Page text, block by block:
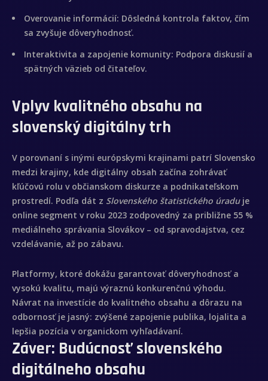
Inicio
Videobook
Galería
Contacto
Overovanie informácií: Dôsledná kontrola faktov, čím
sa zvyšuje dôveryhodnosť.
Interaktivita a zapojenie komunity: Podpora diskusií a
spätných väzieb od čitateľov.
Vplyv kvalitného obsahu na
slovenský digitálny trh
V porovnaní s inými európskymi krajinami patrí Slovensko
medzi krajiny, kde digitálny obsah začína zohrávať
kľúčovú rolu v občianskom diskurze a podnikateľskom
prostredí. Podľa dát z Slovenského štatistického úraduje
online segment v roku 2023 zodpovedný za približne 55 %
mediálneho správania Slovákov – od spravodajstva, cez
vzdelávanie, až po zábavu.
Platformy, ktoré dokážu garantovať dôveryhodnosť a
vysokú kvalitu, majú výraznú konkurenčnú výhodu.
Návrat na investície do kvalitného obsahu a dôrazu na
odbornosť je jasný: zvýšené zapojenie publika, lojalita a
lepšia pozícia v organickom vyhľadávaní.
Záver: Budúcnosť slovenského
digitálneho obsahu